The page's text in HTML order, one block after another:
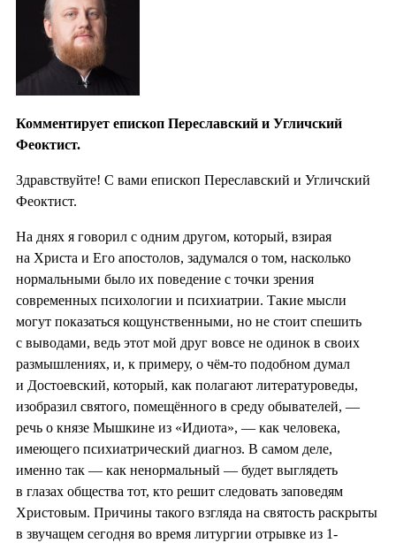
Комментирует епископ Переславский и Угличский
Феоктист.
Здравствуйте! С вами епископ Переславский и Угличский
Феоктист.
На днях я говорил с одним другом, который, взирая
на Христа и Его апостолов, задумался о том, насколько
нормальными было их поведение с точки зрения
современных психологии и психиатрии. Такие мысли
могут показаться кощунственными, но не стоит спешить
с выводами, ведь этот мой друг вовсе не одинок в своих
размышлениях, и, к примеру, о чём-то подобном думал
и Достоевский, который, как полагают литературоведы,
изобразил святого, помещённого в среду обывателей, —
речь о князе Мышкине из «Идиота», — как человека,
имеющего психиатрический диагноз. В самом деле,
именно так — как ненормальный — будет выглядеть
в глазах общества тот, кто решит следовать заповедям
Христовым. Причины такого взгляда на святость раскрыты
в звучащем сегодня во время литургии отрывке из 1-